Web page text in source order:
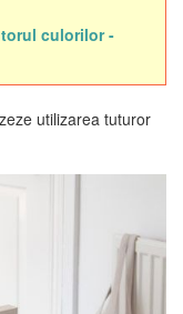
culorilor -
utilizarea tuturor